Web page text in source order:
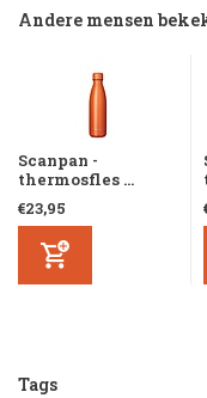
Andere mensen
Scanpan -
thermosfles ...
€23,95
Tags